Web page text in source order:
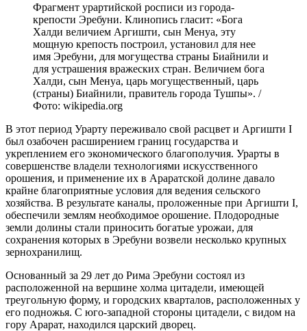
Фрагмент урартийской росписи из города-
крепости Эребуни. Клинопись гласит: «Бога
Халди величием Аргишти, сын Менуа, эту
мощную крепость построил, установил для нее
имя Эребуни, для могущества страны Биайнили и
для устрашения вражеских стран. Величием бога
Халди, сын Менуа, царь могущественный, царь
(страны) Биайнили, правитель города Тушпы». /
Фото: wikipedia.org
В этот период Урарту переживало свой расцвет и Аргишти I
был озабочен расширением границ государства и
укреплением его экономического благополучия. Урарты в
совершенстве владели технологиями искусственного
орошения, и применение их в Араратской долине давало
крайне благоприятные условия для ведения сельского
хозяйства. В результате каналы, проложенные при Аргишти I,
обеспечили землям необходимое орошение. Плодородные
земли долины стали приносить богатые урожаи, для
сохранения которых в Эребуни возвели несколько крупных
зернохранилищ.
Основанный за 29 лет до Рима Эребуни состоял из
расположенной на вершине холма цитадели, имеющей
треугольную форму, и городских кварталов, расположенных у
его подножья. С юго-западной стороны цитадели, с видом на
гору Арарат, находился царский дворец.